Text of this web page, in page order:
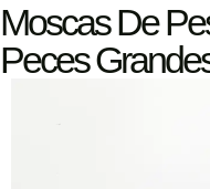
Moscas De
Peces